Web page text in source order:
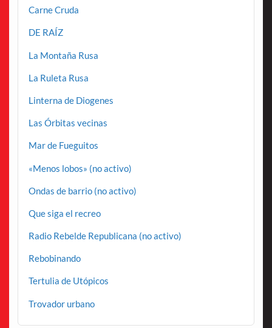
Carne Cruda
DE RAÍZ
La Montaña Rusa
La Ruleta Rusa
Linterna de Diogenes
Las Órbitas vecinas
Mar de Fueguitos
«Menos lobos» (no activo)
Ondas de barrio (no activo)
Que siga el recreo
Radio Rebelde Republicana (no activo)
Rebobinando
Tertulia de Utópicos
Trovador urbano